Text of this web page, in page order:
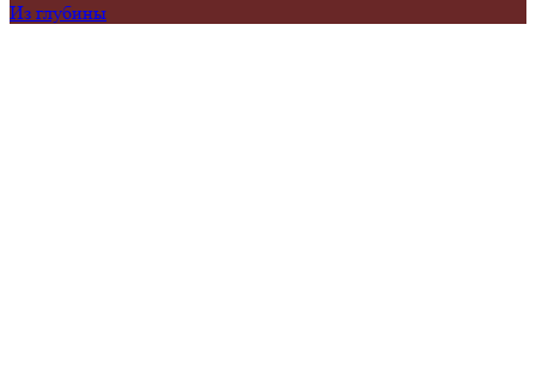
Из глубины